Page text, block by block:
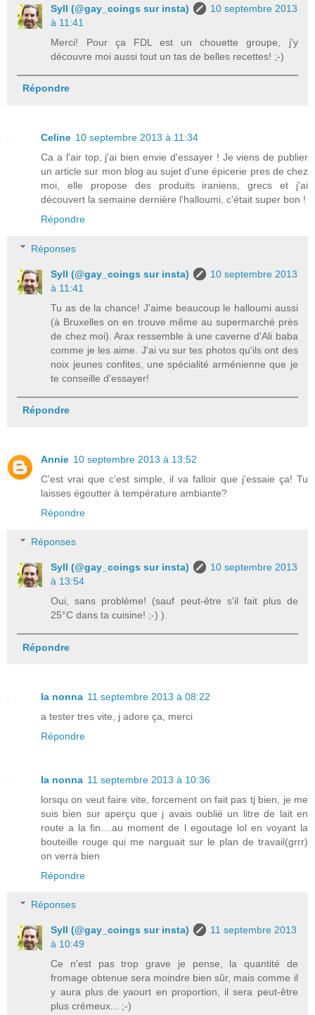
Syll (@gay_coings sur insta)
10 septembre 2013
à 11:41
Merci! Pour ça FDL est un chouette groupe, j'y
découvre moi aussi tout un tas de belles recettes! ;-)
Répondre
Celine 10 septembre 2013 à 11:34
Ca a l'air top, j'ai bien envie d'essayer ! Je viens de publier
un article sur mon blog au sujet d'une épicerie pres de chez
moi, elle propose des produits iraniens, grecs et j'ai
découvert la semaine dernière l'halloumi, c'était super bon !
Répondre
Réponses
Syll (@gay_coings sur insta)
10 septembre 2013
à 11:41
Tu as de la chance! J'aime beaucoup le halloumi aussi
(à Bruxelles on en trouve même au supermarché près
de chez moi). Arax ressemble à une caverne d'Ali baba
comme je les aime. J'ai vu sur tes photos qu'ils ont des
noix jeunes confites, une spécialité arménienne que je
te conseille d'essayer!
Répondre
Annie 10 septembre 2013 à 13:52
C'est vrai que c'est simple, il va falloir que j'essaie ça! Tu
laisses égoutter à température ambiante?
Répondre
Réponses
Syll (@gay_coings sur insta)
10 septembre 2013
à 13:54
Oui, sans problème! (sauf peut-être s'il fait plus de
25°C dans ta cuisine! ;-) ).
Répondre
la nonna 11 septembre 2013 à 08:22
a tester tres vite, j adore ça, merci
Répondre
la nonna 11 septembre 2013 à 10:36
lorsqu on veut faire vite, forcement on fait pas tj bien, je me
suis bien sur aperçu que j avais oublié un litre de lait en
route a la fin....au moment de l egoutage lol en voyant la
bouteille rouge qui me narguait sur le plan de travail(grrr)
on verra bien
Répondre
Réponses
Syll (@gay_coings sur insta)
11 septembre 2013
à 10:49
Ce n'est pas trop grave je pense, la quantité de
fromage obtenue sera moindre bien sûr, mais comme il
y aura plus de yaourt en proportion, il sera peut-être
plus crémeux... ;-)